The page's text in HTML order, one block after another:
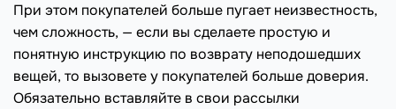
При этом покупателей больше пугает неизвестность,
чем сложность, — если вы сделаете простую и
понятную инструкцию по возврату неподошедших
вещей, то вызовете у покупателей больше доверия.
Обязательно вставляйте в свои рассылки